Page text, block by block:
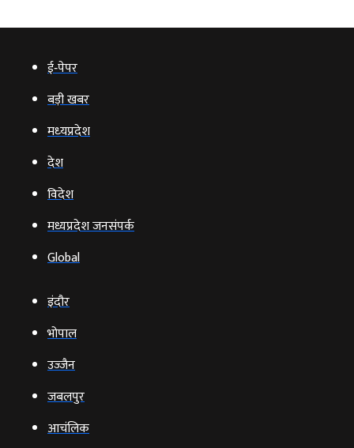
ई‑पेपर
बड़ी खबर
मध्‍यप्रदेश
देश
विदेश
मध्यप्रदेश जनसंपर्क
Global
इंदौर
भोपाल
उज्‍जैन
जबलपुर
आचंलिक